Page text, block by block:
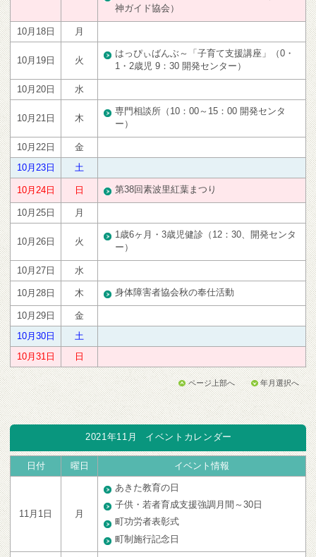
神ガイド協会）
10月18日 月
10月19日 火
はっぴぃばんぶ～「子育て支援講座」（0・
1・2歳児 9：30 開発センター）
10月20日 水
10月21日 木
専門相談所（10：00～15：00 開発センタ
ー）
10月22日
金
10月23日
土
10月24日 日 第38回素波里紅葉まつり
10月25日 月
10月26日 火
1歳6ヶ月・3歳児健診（12：30、開発センタ
ー）
10月27日 水
10月28日 木 身体障害者協会秋の奉仕活動
10月29日
金
10月30日
土
10月31日
日
ページ上部へ 年月選択へ
2021年11月 イベントカレンダー
日付 曜日 イベント情報
11月1日 月
あきた教育の日
子供・若者育成支援強調月間～30日
町功労者表彰式
町制施行記念日